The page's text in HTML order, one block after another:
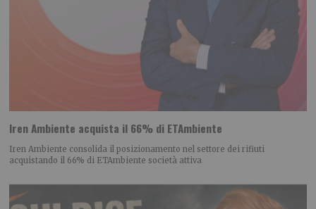
Iren Ambiente acquista il 66% di ETAmbiente
Iren Ambiente consolida il posizionamento nel settore dei rifiuti
acquistando il 66% di ETAmbiente società attiva